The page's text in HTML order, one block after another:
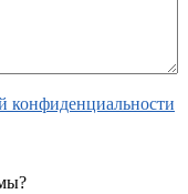
конфиденциальности